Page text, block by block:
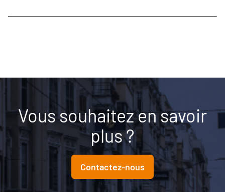
Vous souhaitez en savoir
plus ?
Contactez-nous